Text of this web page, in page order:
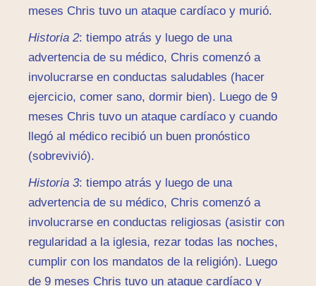
meses Chris tuvo un ataque cardíaco y murió.
Historia 2: tiempo atrás y luego de una
advertencia de su médico, Chris comenzó a
involucrarse en conductas saludables (hacer
ejercicio, comer sano, dormir bien). Luego de 9
meses Chris tuvo un ataque cardíaco y cuando
llegó al médico recibió un buen pronóstico
(sobrevivió).
Historia 3: tiempo atrás y luego de una
advertencia de su médico, Chris comenzó a
involucrarse en conductas religiosas (asistir con
regularidad a la iglesia, rezar todas las noches,
cumplir con los mandatos de la religión). Luego
de 9 meses Chris tuvo un ataque cardíaco y